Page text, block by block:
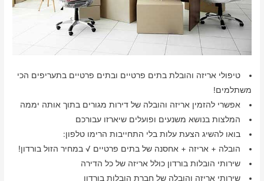
טיפולי אריזה והובלת בתים פרטיים ובתים פרטיים בתעריפים הכי
משתלמים!
אפשרי להזמין אריזה והובלה של דירות מגורים בתוך אותה יממה
המלצות בנושא משנעים ופועלים שיארזו עבורכם
בואו להשיג הצעת עלות בלי התחייבות הרימו טלפון:
הובלה + אריזה + אחסנה של בתים פרטיים √ במחיר הזול בורדון!
שירותי הובלות בורדון כולל אריזה של כל הדירה
שירותי אריזה והובלה של חברת הובלות בורדון